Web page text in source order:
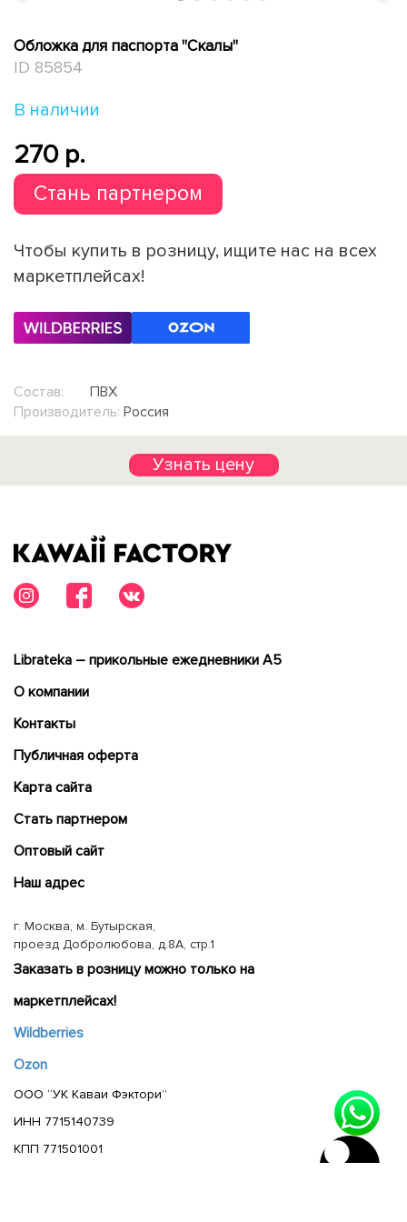
Обложка для паспорта "Скалы"
ID 85854
В наличии
270 p.
Стань партнером
Чтобы купить в розницу, ищите нас на всех
маркетплейсах!
Состав:
ПВХ
Производитель: Россия
Узнать цену
Librateka – прикольные ежедневники А5
О компании
Контакты
Публичная оферта
Карта сайта
Cтать партнером
Оптовый сайт
Наш адрес
г. Москва, м. Бутырская,
проезд Добролюбова, д.8А, стр.1
Заказать в розницу можно только на
маркетплейсах!
Wildberries
Ozon
ООО “УК Каваи Фэктори”
ИНН 7715140739
КПП 771501001